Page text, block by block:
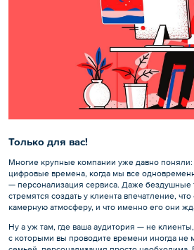
Только для вас!
Многие крупные компании уже давно поняли:
цифровые времена, когда мы все
— персонализация сервиса. Даже бездушные
стремятся создать у клиента впечатление,
камерную атмосферу, и что именно его они
Ну а уж там, где ваша аудитория — не
с которыми вы проводите времени иногда не